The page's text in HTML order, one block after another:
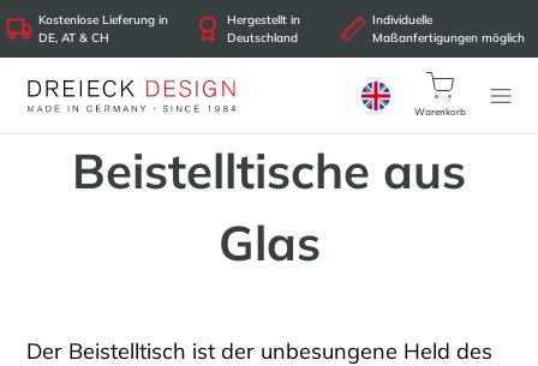
Kostenlose Lieferung in
DE, AT & CH
Hergestellt in
Deutschland
Individuelle
Maßanfertigungen möglich
Warenkorb
Beistelltische aus
Glas
Der Beistelltisch ist der unbesungene Held des